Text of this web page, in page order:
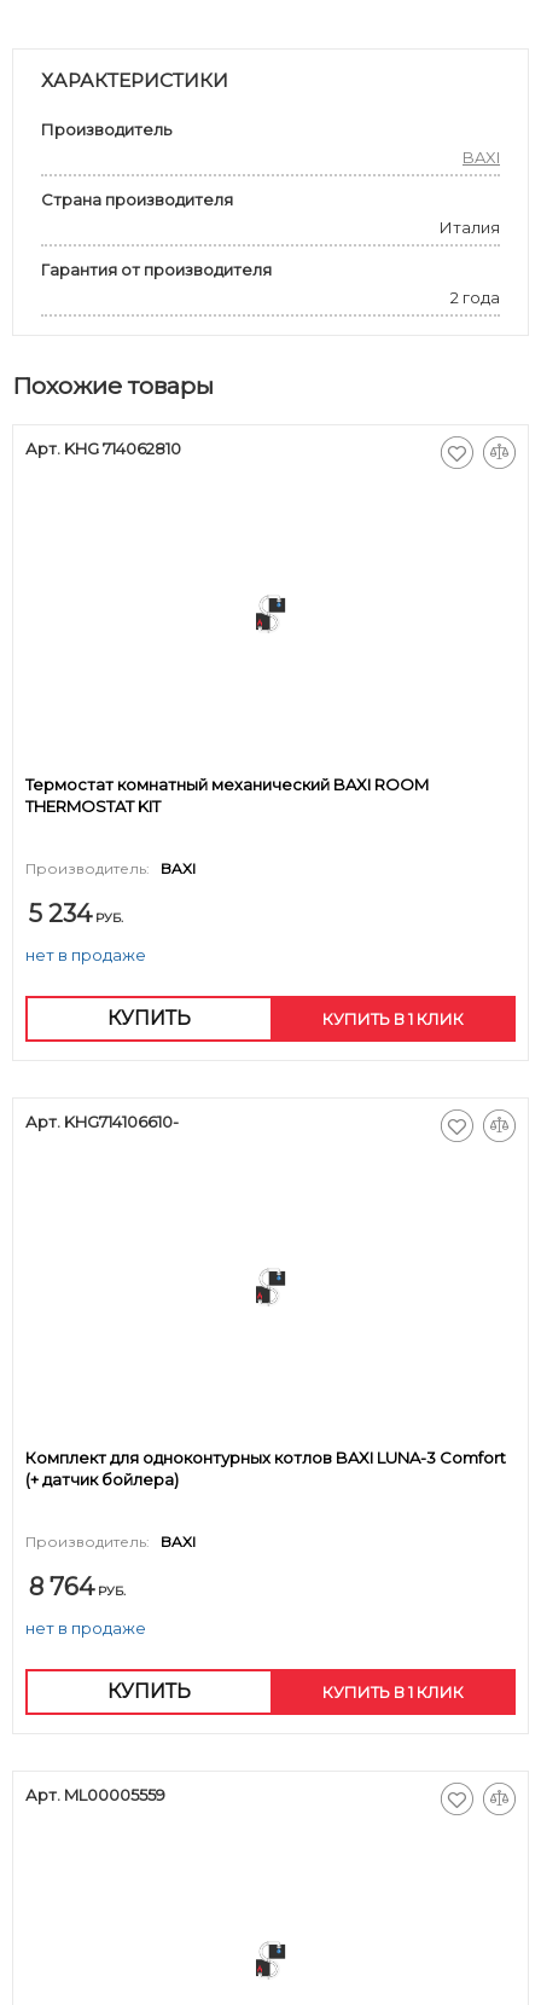
ХАРАКТЕРИСТИКИ
Производитель
BAXI
Страна производителя
Италия
Гарантия от производителя
2 года
Похожие товары
Арт. KHG 714062810
Термостат комнатный механический BAXI ROOM
THERMOSTAT KIT
Производитель: BAXI
5 234 РУБ.
нет в продаже
КУПИТЬ КУПИТЬ В 1 КЛИК
Арт. KHG714106610-
Комплект для одноконтурных котлов BAXI LUNA-3 Comfort
(+ датчик бойлера)
Производитель: BAXI
8 764 РУБ.
нет в продаже
КУПИТЬ КУПИТЬ В 1 КЛИК
Арт. ML00005559